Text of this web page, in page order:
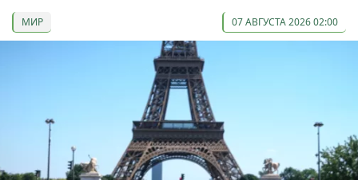
МИР 07 АВГУСТА 2026 02:00